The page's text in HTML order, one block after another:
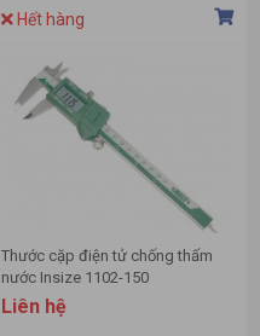
Hết hàng
Thước cặp điện tử chống thấm
nước Insize 1102-150
Liên hệ